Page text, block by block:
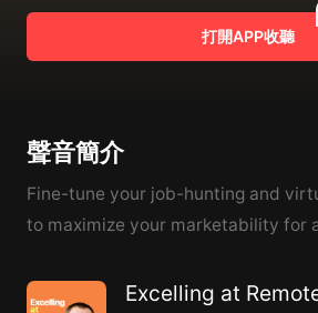
打開APP收聽
聲音簡介
Fine-tune your job-hunting and
to maximize your marketability for
Excelling at